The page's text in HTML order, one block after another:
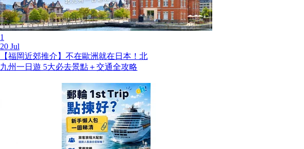
1
20 Jul
【福岡近郊推介】不在歐洲就在日本！北
九州一日遊 5大必去景點＋交通全攻略